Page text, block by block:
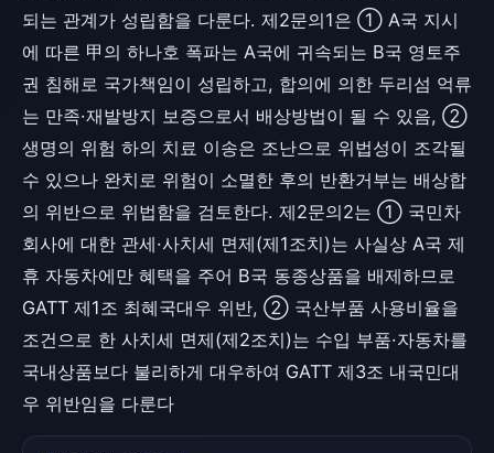
되는 관계가 성립함을 다룬다. 제2문의1은 ① A국 지시
에 따른 甲의 하나호 폭파는 A국에 귀속되는 B국 영토주
권 침해로 국가책임이 성립하고, 합의에 의한 두리섬 억류
는 만족·재발방지 보증으로서 배상방법이 될 수 있음, ②
생명의 위험 하의 치료 이송은 조난으로 위법성이 조각될
수 있으나 완치로 위험이 소멸한 후의 반환거부는 배상합
의 위반으로 위법함을 검토한다. 제2문의2는 ① 국민차
회사에 대한 관세·사치세 면제(제1조치)는 사실상 A국 제
휴 자동차에만 혜택을 주어 B국 동종상품을 배제하므로
GATT 제1조 최혜국대우 위반, ② 국산부품 사용비율을
조건으로 한 사치세 면제(제2조치)는 수입 부품·자동차를
국내상품보다 불리하게 대우하여 GATT 제3조 내국민대
우 위반임을 다룬다